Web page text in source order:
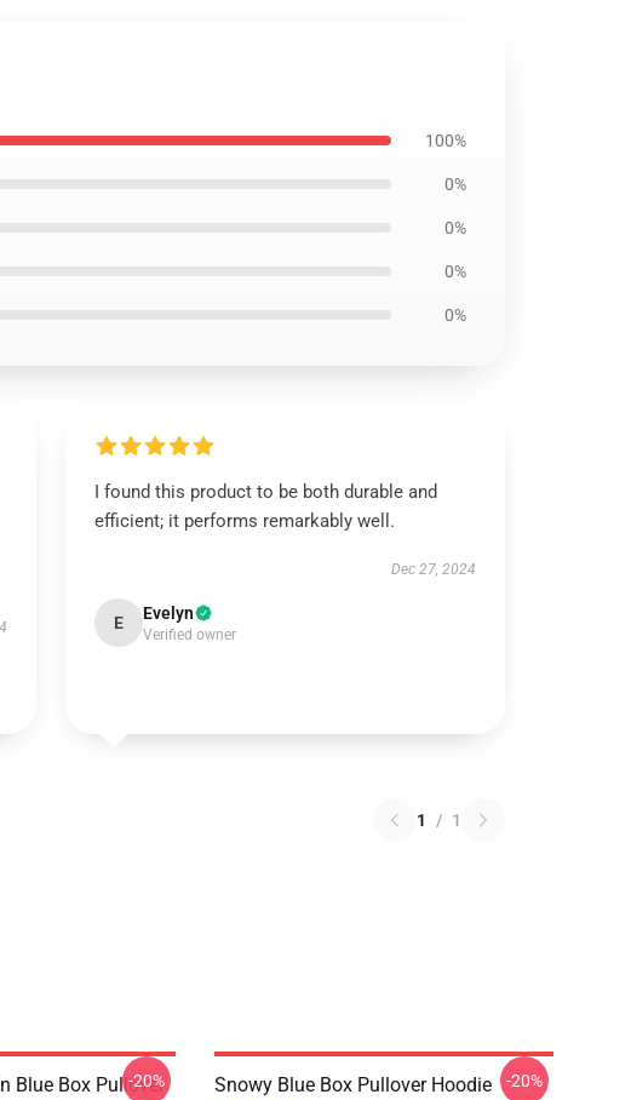
100%
0%
0%
0%
0%
I found this product to be both durable and
efficient; it performs remarkably well.
Dec 27, 2024
E Evelyn
Verified owner
1 / 1
Blue Box Pullover
-20% Snowy Blue Box Pullover Hoodie -20%